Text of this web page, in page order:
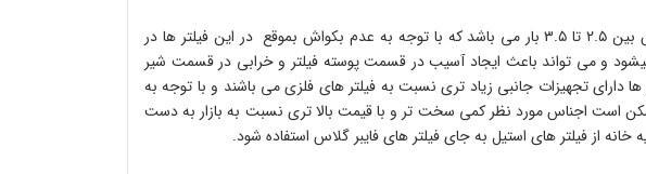
حد اکثر فشار کاری در فیلتر های فایبر گلاس بین ۲.۵ تا ۳.۵ بار می باشد که با توجه به عدم بکواش بموقع در این فیلتر ها در
میشود و می تواند باعث ایجاد آسیب در قسمت پوسته فیلتر و خرابی در قسمت شیر
دارای تجهیزات جانبی زیاد تری نسبت به فیلتر های فلزی می باشند و با توجه به
است اجناس مورد نظر کمی سخت تر و با قیمت بالا تری نسبت به بازار به دست
خانه از فیلتر های استیل به جای فیلتر های فایبر گلاس استفاده شود.